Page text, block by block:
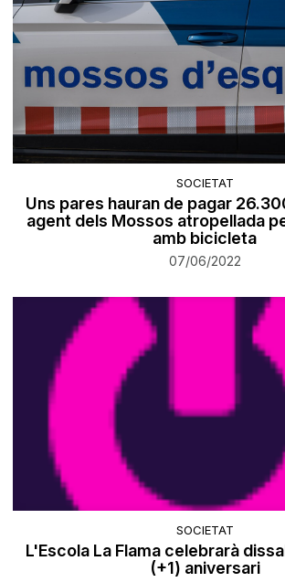
SOCIETAT
Uns pares hauran de pagar
agent dels Mossos atropellada
amb bicicleta
07/06/2022
SOCIETAT
L'Escola La Flama celebrarà
(+1) aniversari